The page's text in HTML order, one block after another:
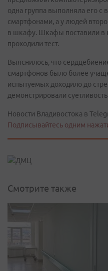
одна группа выполняла его
смартфонами, а у людей
в шкафу. Шкафы поставили в
проходили тест.
Выяснилось, что
смартфонов было более
испытуемых доходило до
демонстрировали суетливость.
Новости Владивостока в
Подписывайтесь одним
Смотрите также